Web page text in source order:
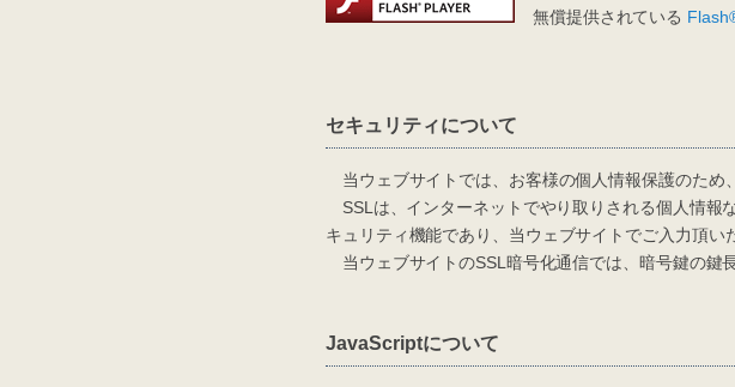
無償提供されている
セキュリティについて
当ウェブサイトでは、お客様の個人情報保護のため
SSLは、インターネットでやり取りされる個人情報
キュリティ機能であり、当ウェブサイトでご入力頂い
当ウェブサイトのSSL暗号化通信では、暗号鍵の鍵
JavaScriptについて